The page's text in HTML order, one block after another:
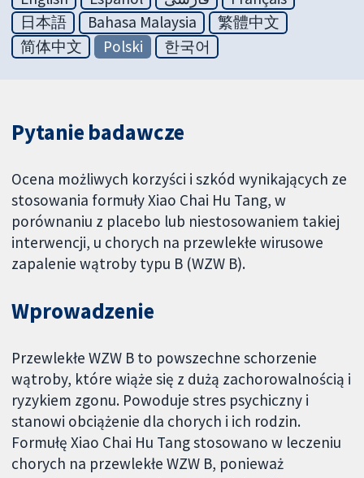
日本語
Bahasa Malaysia
繁體中文
简体中文
Polski 한국어
Pytanie badawcze
Ocena możliwych korzyści i szkód wynikających ze
stosowania formuły Xiao Chai Hu Tang, w
porównaniu z placebo lub niestosowaniem takiej
interwencji, u chorych na przewlekłe wirusowe
zapalenie wątroby typu B (WZW B).
Wprowadzenie
Przewlekłe WZW B to powszechne schorzenie
wątroby, które wiąże się z dużą zachorowalnością i
ryzykiem zgonu. Powoduje stres psychiczny i
stanowi obciążenie dla chorych i ich rodzin.
Formułę Xiao Chai Hu Tang stosowano w leczeniu
chorych na przewlekłe WZW B, ponieważ